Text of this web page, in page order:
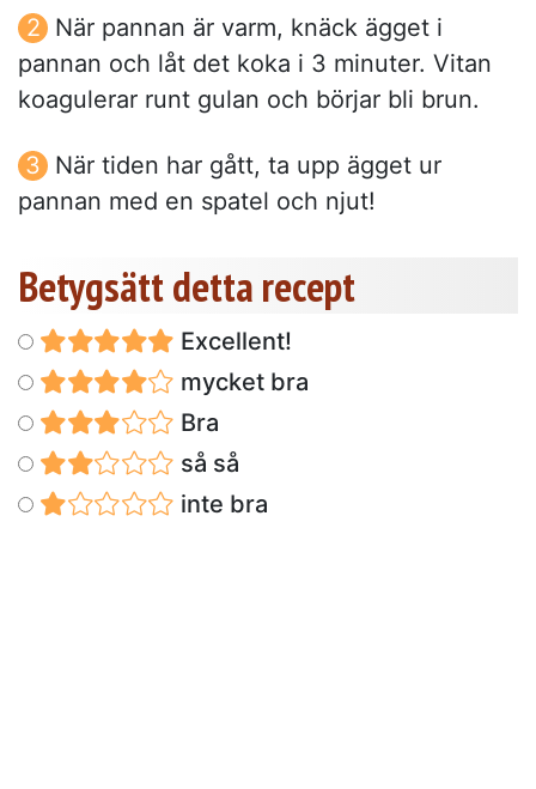
När pannan är varm, knäck ägget i
pannan och låt det koka i 3 minuter. Vitan
koagulerar runt gulan och börjar bli brun.
När tiden har gått, ta upp ägget ur
pannan med en spatel och njut!
Betygsätt detta recept
Excellent!
mycket bra
Bra
så så
inte bra